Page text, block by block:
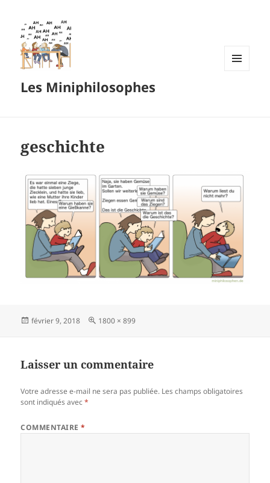
Les Miniphilosophes
geschichte
Publié
février 9, 2018
Taille
1800 × 899
Laisser un commentaire
Votre adresse e-mail ne sera pas publiée. Les champs obligatoires
sont indiqués avec*
COMMENTAIRE*